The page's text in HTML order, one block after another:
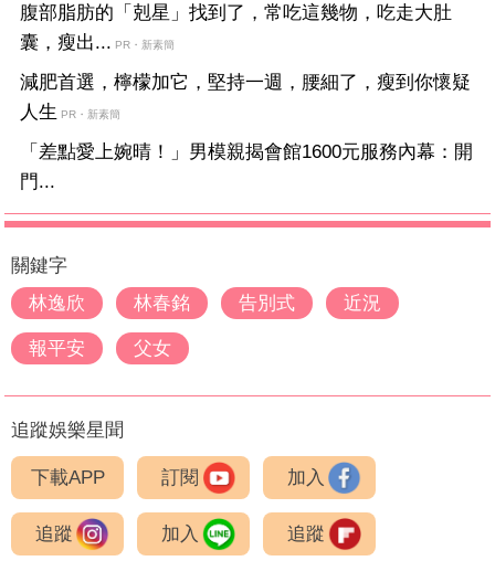
腹部脂肪的「剋星」找到了，常吃這幾物，吃走大肚
囊，瘦出... PR・新素簡
減肥首選，檸檬加它，堅持一週，腰細了，瘦到你懷疑
人生 PR・新素簡
「差點愛上婉晴！」男模親揭會館1600元服務內幕：開
門...
關鍵字
林逸欣
林春銘 告別式 近況
報平安 父女
追蹤娛樂星聞
下載APP 訂閱 加入
追蹤 加入 追蹤